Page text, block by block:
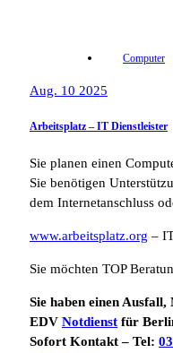
Computer
Aug. 10 2025
Arbeitsplatz – IT Dienstleister
Sie planen einen
Sie benötigen
dem Internetanschluss
www.arbeitsplatz.org –
Sie möchten TOP
Sie haben einen
EDV Notdienst für
Sofort Kontakt – Tel: